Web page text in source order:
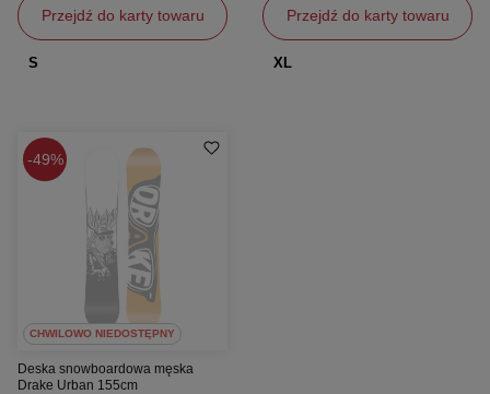
Przejdź do karty towaru
S
Przejdź do karty towaru
XL
49%
CHWILOWO NIEDOSTĘPNY
Deska snowboardowa męska
Drake Urban 155cm